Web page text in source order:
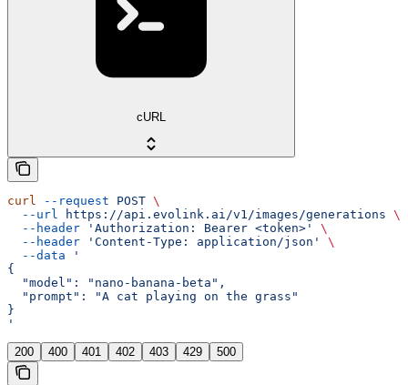
cURL
curl --request POST \
  --url
https://api.evolink.ai/v1/images/generations \
  --header
'Authorization: Bearer <token>'
\
  --header
'Content-Type: application/json'
\
  --data
'
{
  "model": "nano-banana-beta",
  "prompt": "A cat playing on the grass"
}
'
200 400 401 402 403 429 500